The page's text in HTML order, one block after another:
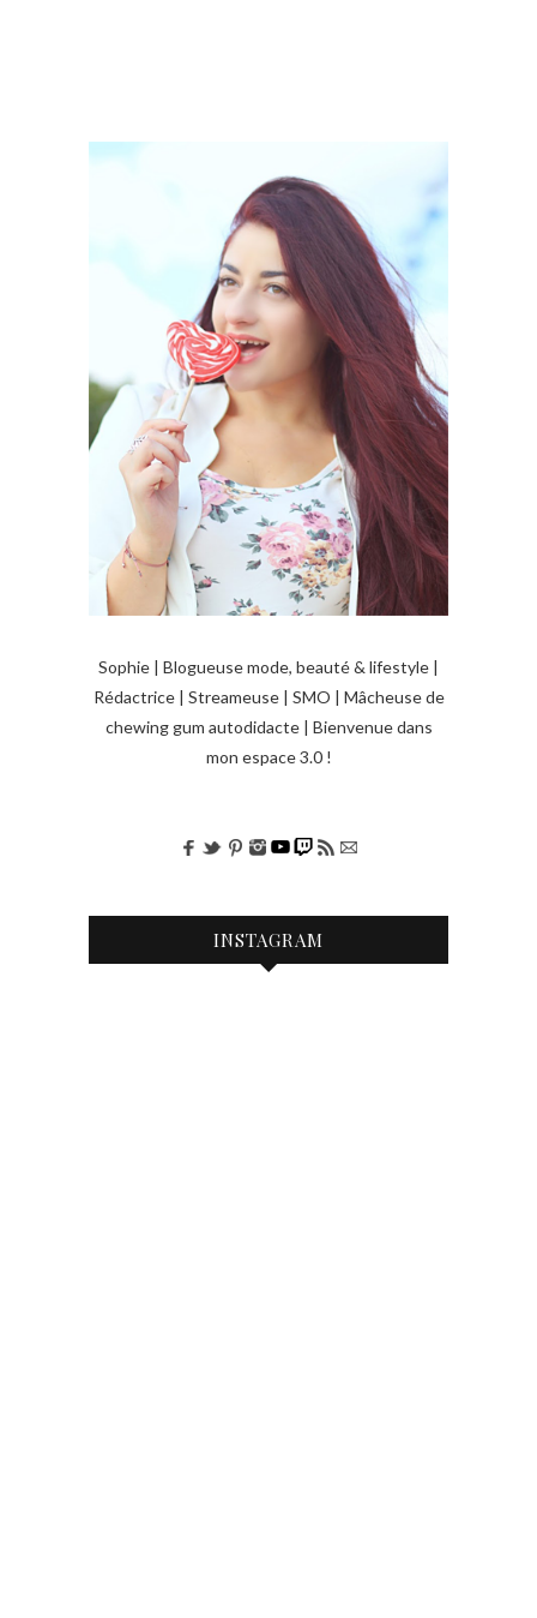
Sophie | Blogueuse mode, beauté & lifestyle |
Rédactrice | Streameuse | SMO | Mâcheuse de
chewing gum autodidacte | Bienvenue dans
mon espace 3.0 !
INSTAGRAM